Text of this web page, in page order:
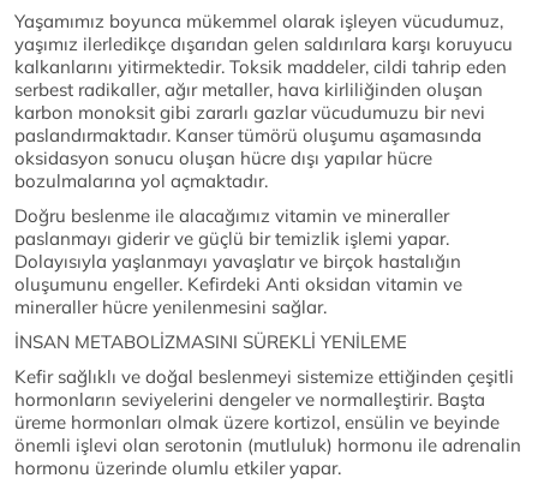
Yaşamımız boyunca mükemmel olarak işleyen vücudumuz,
yaşımız ilerledikçe dışarıdan gelen saldırılara karşı koruyucu
kalkanlarını yitirmektedir. Toksik maddeler, cildi tahrip eden
serbest radikaller, ağır metaller, hava kirliliğinden oluşan
karbon monoksit gibi zararlı gazlar vücudumuzu bir nevi
paslandırmaktadır. Kanser tümörü oluşumu aşamasında
oksidasyon sonucu oluşan hücre dışı yapılar hücre
bozulmalarına yol açmaktadır.
Doğru beslenme ile alacağımız vitamin ve mineraller
paslanmayı giderir ve güçlü bir temizlik işlemi yapar.
Dolayısıyla yaşlanmayı yavaşlatır ve birçok hastalığın
oluşumunu engeller. Kefirdeki Anti oksidan vitamin ve
mineraller hücre yenilenmesini sağlar.
İNSAN METABOLİZMASINI SÜREKLİ YENİLEME
Kefir sağlıklı ve doğal beslenmeyi sistemize ettiğinden çeşitli
hormonların seviyelerini dengeler ve normalleştirir. Başta
üreme hormonları olmak üzere kortizol, ensülin ve beyinde
önemli işlevi olan serotonin (mutluluk) hormonu ile adrenalin
hormonu üzerinde olumlu etkiler yapar.